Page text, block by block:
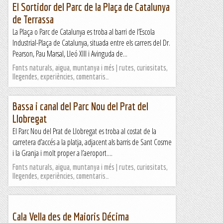
El Sortidor del Parc de la Plaça de Catalunya
de Terrassa
La Plaça o Parc de Catalunya es troba al barri de l’Escola
Industrial-Plaça de Catalunya, situada entre els carrers del Dr.
Pearson, Pau Marsal, Lleó XIII i Avinguda de...
Fonts naturals, aigua, muntanya i més | rutes, curiositats,
llegendes, experiències, comentaris…
Bassa i canal del Parc Nou del Prat del
Llobregat
El Parc Nou del Prat de Llobregat es troba al costat de la
carretera d’accés a la platja, adjacent als barris de Sant Cosme
i la Granja i molt proper a l’aeroport....
Fonts naturals, aigua, muntanya i més | rutes, curiositats,
llegendes, experiències, comentaris…
Cala Vella des de Maioris Décima